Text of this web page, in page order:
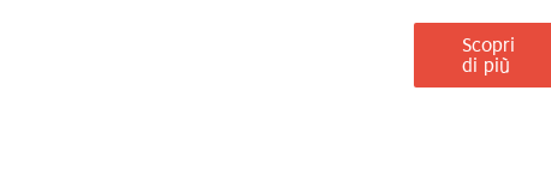
Scopri
di più